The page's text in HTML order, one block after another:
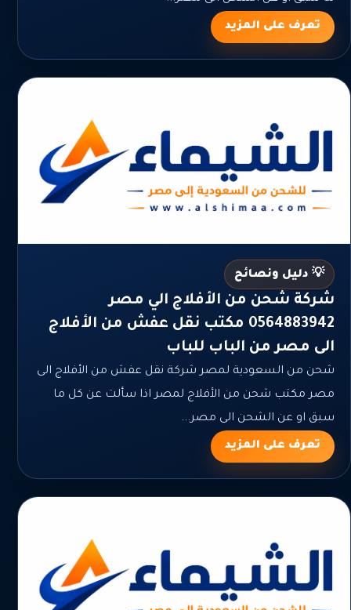
تعرف على المزيد
💡 دليل ونصائح
شركة شحن من الأفلاج الي مصر
0564883942 مكتب نقل عفش من الأفلاج
الى مصر من الباب للباب
شحن من السعودية لمصر شركة نقل عفش من الأفلاج الى
مصر مكتب شحن من الأفلاج لمصر اذا سألت عن كل ما
سبق او عن الشحن الى مصر...
تعرف على المزيد